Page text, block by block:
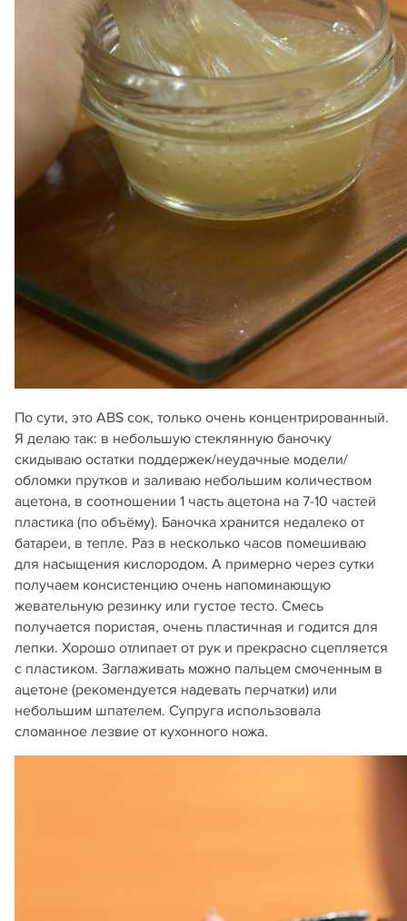
По сути, это ABS сок, только очень концентрированный.
Я делаю так: в небольшую стеклянную баночку
скидываю остатки поддержек/неудачные модели/
обломки прутков и заливаю небольшим количеством
ацетона, в соотношении 1 часть ацетона на 7-10 частей
пластика (по объёму). Баночка хранится недалеко от
батареи, в тепле. Раз в несколько часов помешиваю
для насыщения кислородом. А примерно через сутки
получаем консистенцию очень напоминающую
жевательную резинку или густое тесто. Смесь
получается пористая, очень пластичная и годится для
лепки. Хорошо отлипает от рук и прекрасно сцепляется
с пластиком. Заглаживать можно пальцем смоченным в
ацетоне (рекомендуется надевать перчатки) или
небольшим шпателем. Супруга использовала
сломанное лезвие от кухонного ножа.